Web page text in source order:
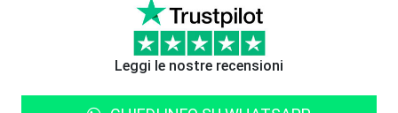
Leggi le nostre recensioni